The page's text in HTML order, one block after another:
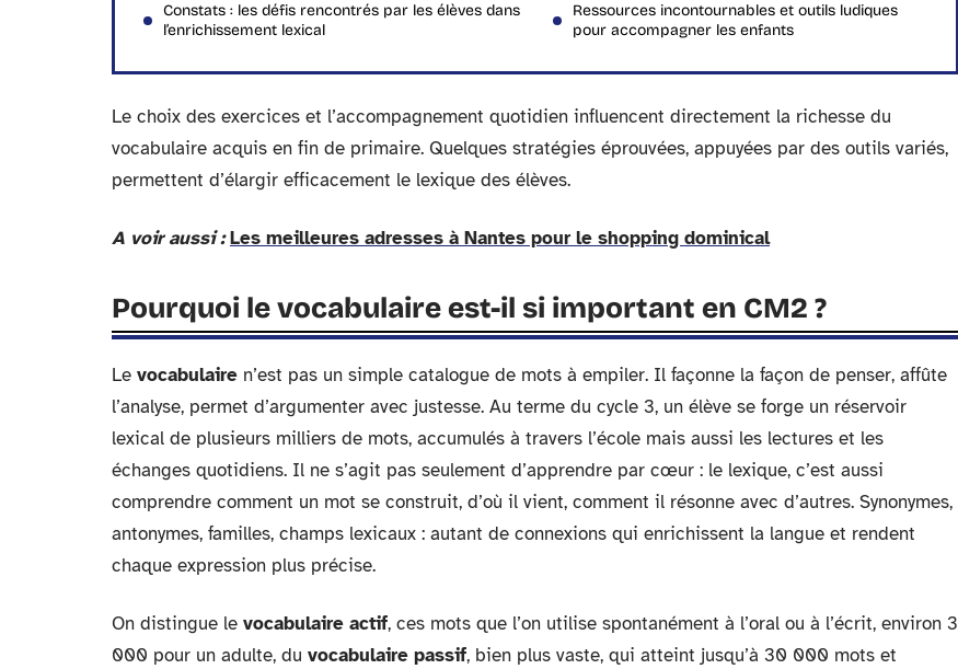
Constats : les défis rencontrés par les élèves dans
l’enrichissement lexical
Ressources incontournables et outils ludiques
pour accompagner les enfants
Le choix des exercices et l’accompagnement quotidien influencent directement la richesse du
vocabulaire acquis en fin de primaire. Quelques stratégies éprouvées, appuyées par des outils variés,
permettent d’élargir efficacement le lexique des élèves.
A voir aussi : Les meilleures adresses à Nantes pour le shopping dominical
Pourquoi le vocabulaire est-il si important en CM2 ?
Le vocabulaire n’est pas un simple catalogue de mots à empiler. Il façonne la façon de penser, affûte
l’analyse, permet d’argumenter avec justesse. Au terme du cycle 3, un élève se forge un réservoir
lexical de plusieurs milliers de mots, accumulés à travers l’école mais aussi les lectures et les
échanges quotidiens. Il ne s’agit pas seulement d’apprendre par cœur : le lexique, c’est aussi
comprendre comment un mot se construit, d’où il vient, comment il résonne avec d’autres. Synonymes,
antonymes, familles, champs lexicaux : autant de connexions qui enrichissent la langue et rendent
chaque expression plus précise.
On distingue le vocabulaire actif, ces mots que l’on utilise spontanément à l’oral ou à l’écrit, environ 3
000 pour un adulte, du vocabulaire passif, bien plus vaste, qui atteint jusqu’à 30 000 mots et